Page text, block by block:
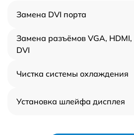
Замена DVI порта
Замена разъёмов VGA, HDMI,
DVI
Чистка системы охлаждения
Установка шлейфа дисплея